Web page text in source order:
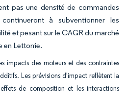
pas une densité de commandes
à subventionner les
et pesant sur le CAGR du marché
en Lettonie.
impacts des moteurs et des contraintes
Les prévisions d'impact reflètent la
de composition et les interactions